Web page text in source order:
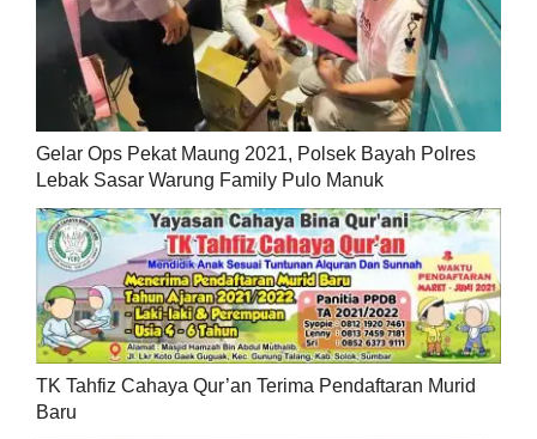
Gelar Ops Pekat Maung 2021, Polsek Bayah Polres
Lebak Sasar Warung Family Pulo Manuk
TK Tahfiz Cahaya Qur’an Terima Pendaftaran Murid
Baru